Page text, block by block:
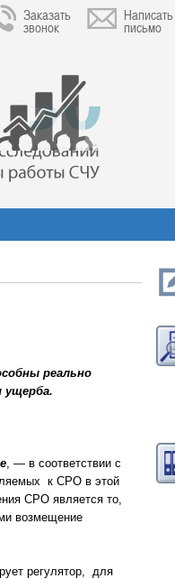
Заказать
звонок
Написать
письмо
реально
ущерба.
, — в соответствии с
к СРО в этой
СРО является то,
возмещение
регулятор, для